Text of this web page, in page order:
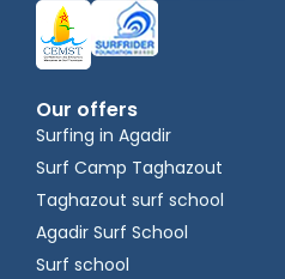
Our offers
Surfing in Agadir
Surf Camp Taghazout
Taghazout surf school
Agadir Surf School
Surf school